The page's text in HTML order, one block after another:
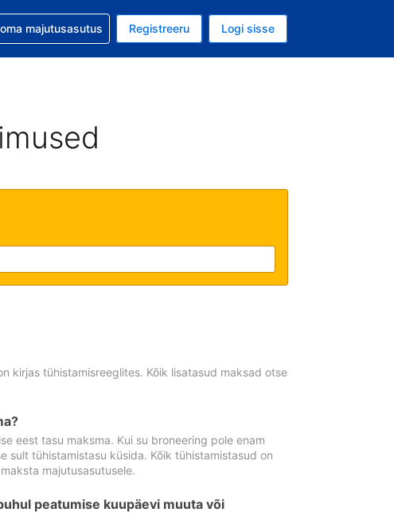
valuuta on EUR
valitud keel on Eesti keeles
abi
majutusasutus Registreeru Logi sisse
kirjas tühistamisreeglites. Kõik lisatasud maksad otse
eest tasu maksma. Kui su broneering pole enam
sult tühistamistasu küsida. Kõik tühistamistasud on
majutusasutusele.
peatumise kuupäevi muuta või